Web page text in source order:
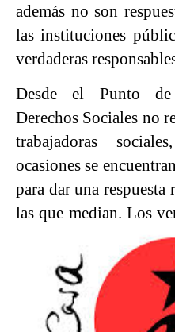
además no son
las instituciones
verdaderas
Desde el Punto de
Derechos Sociales no
trabajadoras
ocasiones se
para dar una respuesta
las que median. Los